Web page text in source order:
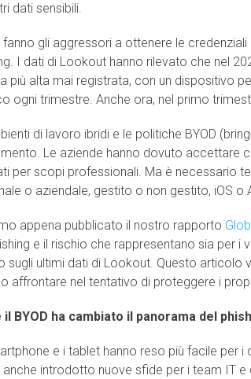
dati sensibili.
fanno gli aggressori a ottenere le
I dati di Lookout hanno rilevato che nel
più alta mai registrata, con un dispositivo
ogni trimestre. Anche ora, nel primo
di lavoro ibridi e le politiche BYOD
Le aziende hanno dovuto accettare
per scopi professionali. Ma è necessario
o aziendale, gestito o non gestito, iOS o
appena pubblicato il nostro rapporto
e il rischio che rappresentano sia per
sugli ultimi dati di Lookout. Questo articolo
affrontare nel tentativo di proteggere i
il BYOD ha cambiato il panorama del
e i tablet hanno reso più facile per
anche introdotto nuove sfide per i team IT e